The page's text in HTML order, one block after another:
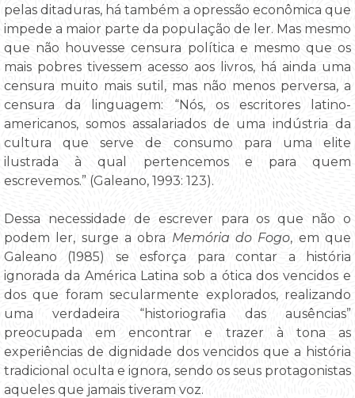
pelas ditaduras, há também a opressão econômica que
impede a maior parte da população de ler. Mas mesmo
que não houvesse censura política e mesmo que os
mais pobres tivessem acesso aos livros, há ainda uma
censura muito mais sutil, mas não menos perversa, a
censura da linguagem: “Nós, os escritores latino-
americanos, somos assalariados de uma indústria da
cultura que serve de consumo para uma elite
ilustrada à qual pertencemos e para quem
escrevemos.” (Galeano, 1993: 123).
Dessa necessidade de escrever para os que não o
podem ler, surge a obra Memória do Fogo, em que
Galeano (1985) se esforça para contar a história
ignorada da América Latina sob a ótica dos vencidos e
dos que foram secularmente explorados, realizando
uma verdadeira “historiografia das ausências”
preocupada em encontrar e trazer à tona as
experiências de dignidade dos vencidos que a história
tradicional oculta e ignora, sendo os seus protagonistas
aqueles que jamais tiveram voz.